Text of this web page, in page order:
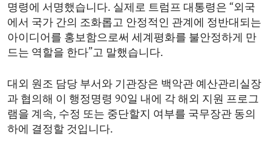
EUROPE
MIDDLE EAST
AID AND DEVELOPMENT
DEMOCRACY AND GOVERNANCE
ECONOMY AND TRADE
IDEALS AND INSTITUTIONS
FOLLOW US
명령에 서명했습니다. 실제로 트럼프 대통령은 “외국
에서 국가 간의 조화롭고 안정적인 관계에 정반대되는
아이디어를 홍보함으로써 세계평화를 불안정하게 만
드는 역할을 한다”고 말했습니다.
대외 원조 담당 부서와 기관장은 백악관 예산관리실장
과 협의해 이 행정명령 90일 내에 각 해외 지원 프로그
램을 계속, 수정 또는 중단할지 여부를 국무장관 동의
하에 결정할 것입니다.